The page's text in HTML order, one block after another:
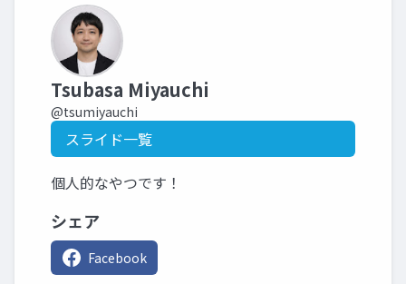
Tsubasa Miyauchi
@tsumiyauchi
スライド一覧
個人的なやつです！
シェア
Facebook